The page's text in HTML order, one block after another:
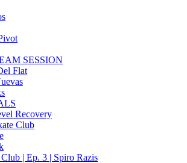
SESSION
Flat
Recovery
Club